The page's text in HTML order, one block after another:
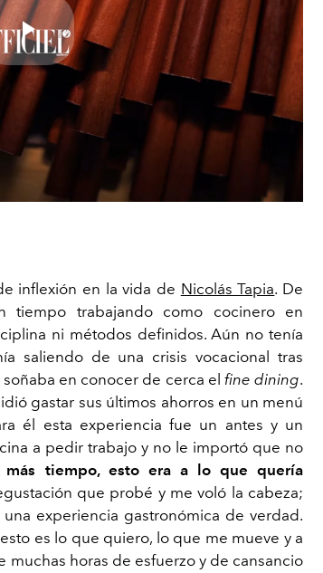
Play
Video
inflexión en la vida de Nicolás Tapia. De
tiempo trabajando como cocinero en
ni métodos definidos. Aún no tenía
saliendo de una crisis vocacional tras
en conocer de cerca el fine dining.
gastar sus últimos ahorros en un menú
él esta experiencia fue un antes y un
a pedir trabajo y no le importó que no
tiempo, esto era a lo que quería
que probé y me voló la cabeza;
experiencia gastronómica de verdad.
es lo que quiero, lo que me mueve y a
muchas horas de esfuerzo y de cansancio